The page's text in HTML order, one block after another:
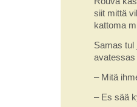
siit mittä
kattoma
Samas tul
avatessas
– Mitä
– Es sää